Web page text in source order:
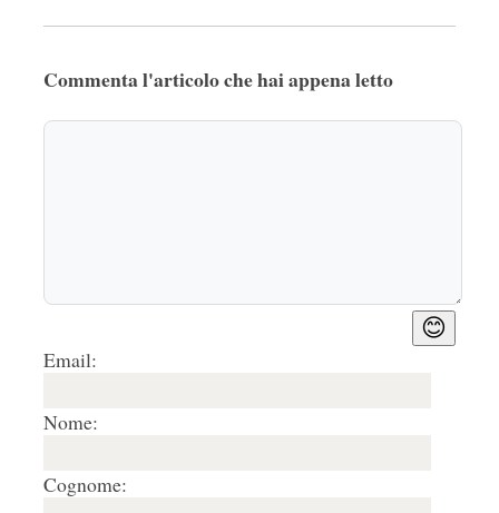
Commenta l'articolo che hai appena letto
😊
Email:
Nome:
Cognome: